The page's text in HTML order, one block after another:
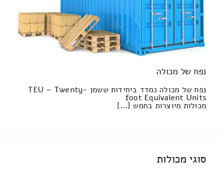
נפח של מכולה
נפח של מכולה נמדד ביחידות ששמן TEU – Twenty-
foot Equivalent Units
מכולות מיוצרות בחמש […]
סוגי מכולות